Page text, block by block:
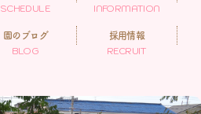
SCHEDULE
INFORMATION
園のブログ
BLOG
採用情報
RECRUIT